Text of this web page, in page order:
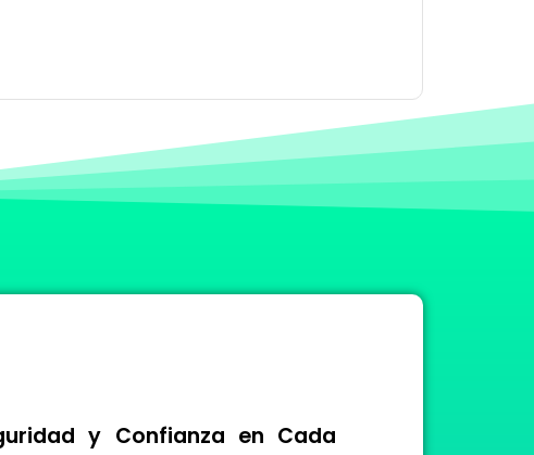
y Confianza en Cada